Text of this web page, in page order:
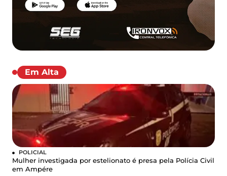
Em Alta
POLICIAL
Mulher investigada por estelionato é presa pela Polícia Civil
em Ampére